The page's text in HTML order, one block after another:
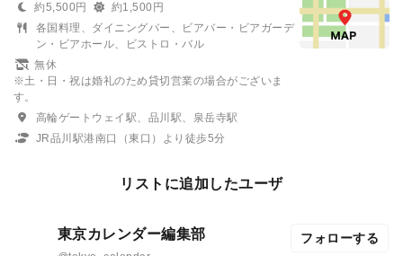
約5,500円
約1,500円
各国料理、ダイニングバー、ビアバー・ビアガーデ
ン・ビアホール、ビストロ・バル
無休
※土・日・祝は婚礼のため貸切営業の場合がございま
す。
高輪ゲートウェイ駅、品川駅、泉岳寺駅
JR品川駅港南口（東口）より徒歩5分
リストに追加したユーザ
東京カレンダー編集部 フォローする